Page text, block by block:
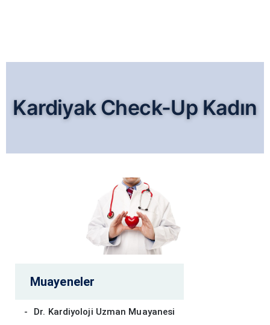
Kardiyak Check-Up Kadın
Muayeneler
Dr. Kardiyoloji Uzman Muayanesi